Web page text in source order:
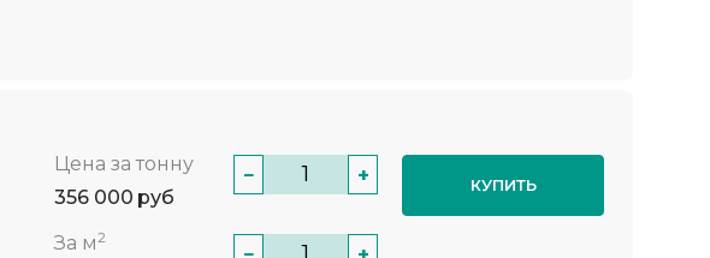
Цена за тонну
356 000 руб
− +
За м2
КУПИТЬ